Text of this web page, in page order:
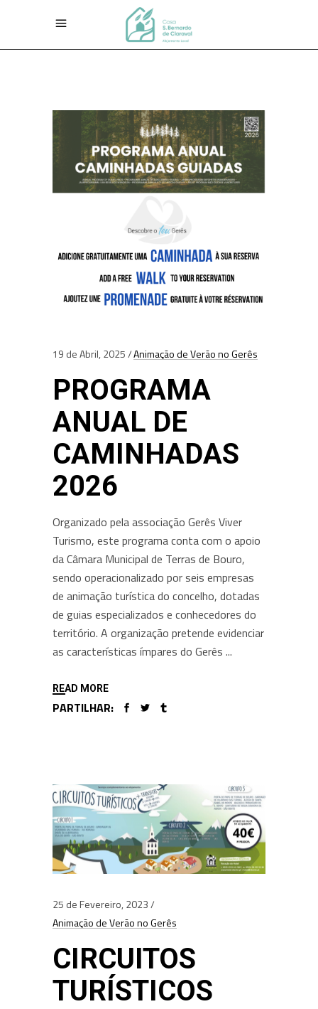
19 de Abril, 2025 Animação de Verão no Gerês
PROGRAMA
ANUAL DE
CAMINHADAS
2026
Organizado pela associação Gerês Viver
Turismo, este programa conta com o apoio
da Câmara Municipal de Terras de Bouro,
sendo operacionalizado por seis empresas
de animação turística do concelho, dotadas
de guias especializados e conhecedores do
território. A organização pretende evidenciar
as características ímpares do Gerês
READ MORE
PARTILHAR:
25 de Fevereiro, 2023
Animação de Verão no Gerês
CIRCUITOS
TURÍSTICOS